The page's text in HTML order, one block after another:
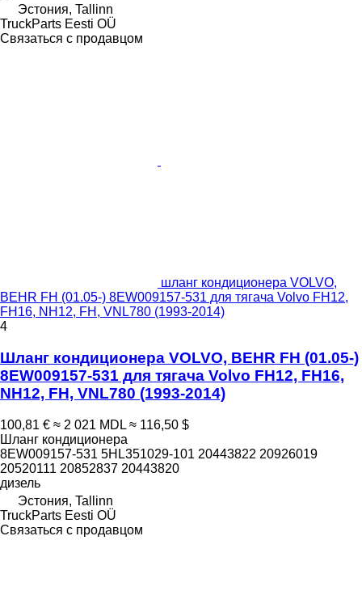
Эстония, Tallinn
TruckParts Eesti OÜ
Связаться с продавцом
шланг кондиционера VOLVO,
BEHR FH (01.05-) 8EW009157-531 для тягача Volvo FH12,
FH16, NH12, FH, VNL780 (1993-2014)
4
Шланг кондиционера VOLVO, BEHR FH (01.05-)
8EW009157-531 для тягача Volvo FH12, FH16,
NH12, FH, VNL780 (1993-2014)
100,81 € ≈ 2 021 MDL ≈ 116,50 $
Шланг кондиционера
8EW009157-531 5HL351029-101 20443822 20926019
20520111 20852837 20443820
дизель
Эстония, Tallinn
TruckParts Eesti OÜ
Связаться с продавцом